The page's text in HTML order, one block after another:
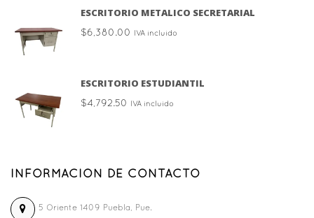
ESCRITORIO METALICO SECRETARIAL
$6,380.00 IVA incluido
ESCRITORIO ESTUDIANTIL
$4,792.50 IVA incluido
INFORMACION DE CONTACTO
5 Oriente 1409 Puebla, Pue.